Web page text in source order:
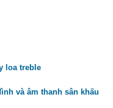
loa treble
và âm thanh sân khấu